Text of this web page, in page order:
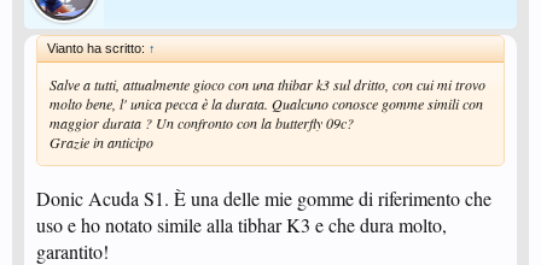
Vianto ha scritto: ↑
Salve a tutti, attualmente gioco con una thibar k3 sul dritto, con cui mi trovo
molto bene, l' unica pecca è la durata. Qualcuno conosce gomme simili con
maggior durata ? Un confronto con la butterfly 09c?
Grazie in anticipo
Donic Acuda S1. È una delle mie gomme di riferimento che
uso e ho notato simile alla tibhar K3 e che dura molto,
garantito!